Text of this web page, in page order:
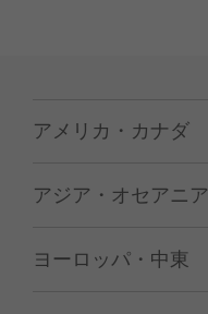
アメリカ・カナダ
ハワイ
アジア・オセアニア
韓国
ヨーロッパ・中東